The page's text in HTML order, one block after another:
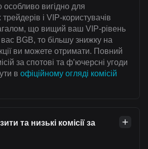
вигідно для
і VIP-користувачів
що вищий ваш VIP-рівень
BGB, то більшу знижку на
ви можете отримати. Повний
за спотові та ф’ючерсні угоди
в офіційному огляді комісій
та низькі комісії за